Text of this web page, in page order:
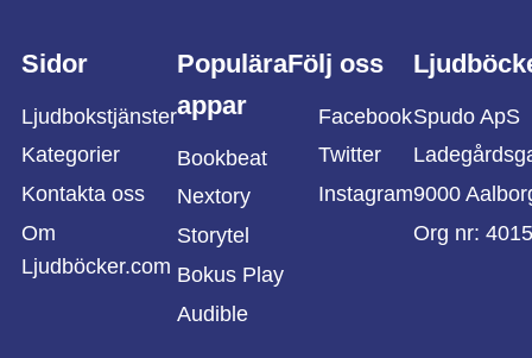
Sidor
Ljudbokstjänster
Kategorier
Kontakta oss
Om
Ljudböcker.com
Populära
appar
Bookbeat
Nextory
Storytel
Bokus Play
Audible
Följ oss
Facebook
Twitter
Instagram
Spudo ApS
9000
Org nr: